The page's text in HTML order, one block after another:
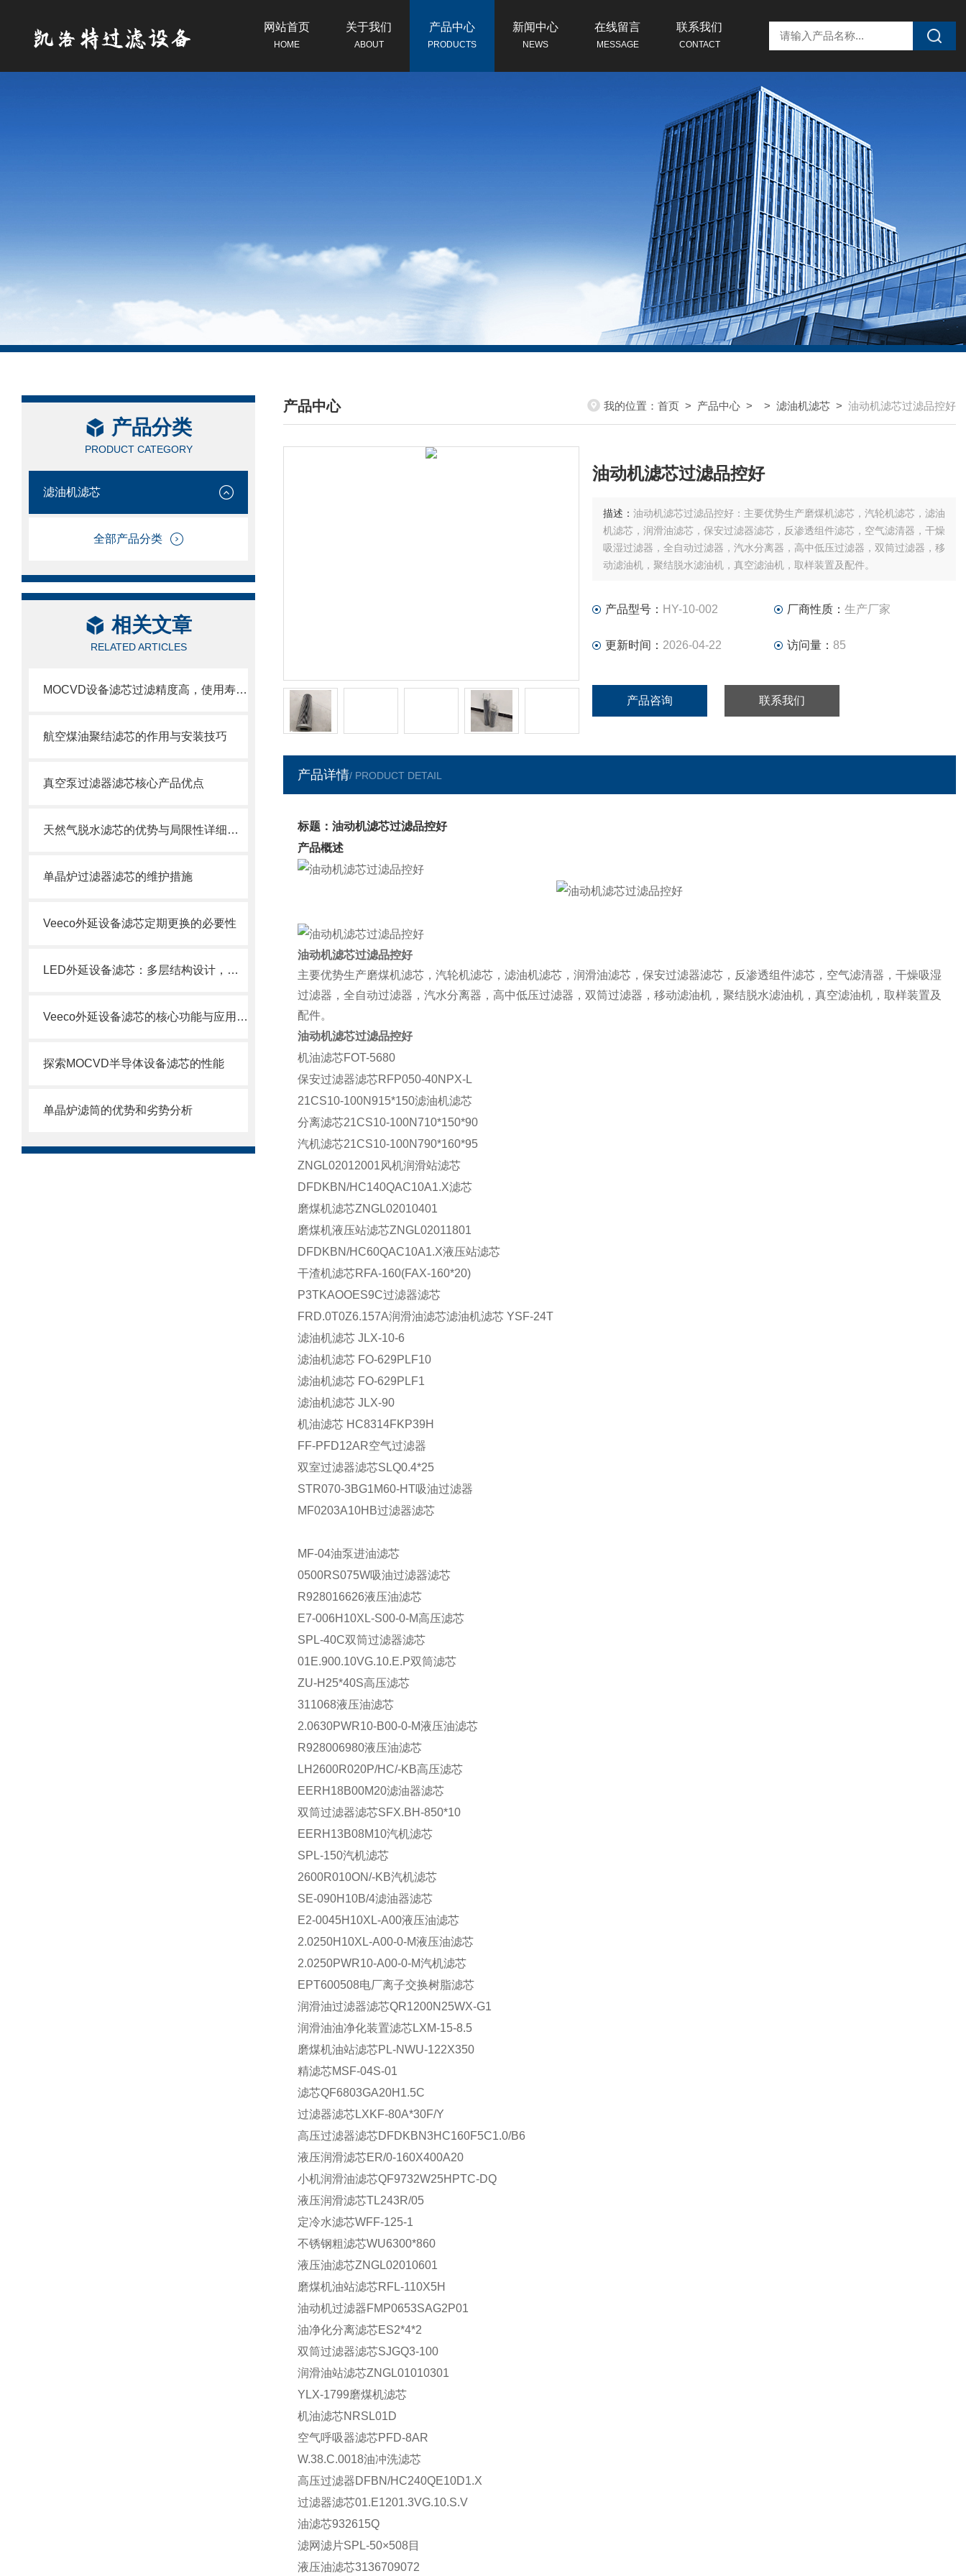
网站首页
HOME
关于我们
ABOUT
产品中心
PRODUCTS
新闻中心
NEWS
在线留言
MESSAGE
联系我们
CONTACT
产品分类
PRODUCT CATEGORY
滤油机滤芯
全部产品分类
相关文章
RELATED ARTICLES
MOCVD设备滤芯过滤精度高，使用寿命长
航空煤油聚结滤芯的作用与安装技巧
真空泵过滤器滤芯核心产品优点
天然气脱水滤芯的优势与局限性详细分析
单晶炉过滤器滤芯的维护措施
Veeco外延设备滤芯定期更换的必要性
LED外延设备滤芯：多层结构设计，层层过滤防护
Veeco外延设备滤芯的核心功能与应用场景
探索MOCVD半导体设备滤芯的性能
单晶炉滤筒的优势和劣势分析
产品中心
/ PRODUCTS CENTER
我的位置： 首页 > 产品中心 > > 滤油机滤芯 > 油动机滤芯过滤品控好
油动机滤芯过滤品控好
描述： 油动机滤芯过滤品控好：主要优势生产磨煤机滤芯，汽轮机滤芯，滤油
机滤芯，润滑油滤芯，保安过滤器滤芯，反渗透组件滤芯，空气滤清器，干燥
吸湿过滤器，全自动过滤器，汽水分离器，高中低压过滤器，双筒过滤器，移
动滤油机，聚结脱水滤油机，真空滤油机，取样装置及配件。
产品型号： HY-10-002 厂商性质： 生产厂家
更新时间： 2026-04-22 访问量： 85
产品咨询 联系我们
产品详情/ PRODUCT DETAIL
标题：油动机滤芯过滤品控好
产品概述
油动机滤芯过滤品控好
主要优势生产磨煤机滤芯，汽轮机滤芯，滤油机滤芯，润滑油滤芯，保安过滤器滤芯，反渗透组件滤芯，空气滤清器，干燥吸湿
过滤器，全自动过滤器，汽水分离器，高中低压过滤器，双筒过滤器，移动滤油机，聚结脱水滤油机，真空滤油机，取样装置及
配件。
油动机滤芯过滤品控好
机油滤芯FOT-5680
保安过滤器滤芯RFP050-40NPX-L
21CS10-100N915*150滤油机滤芯
分离滤芯21CS10-100N710*150*90
汽机滤芯21CS10-100N790*160*95
ZNGL02012001风机润滑站滤芯
DFDKBN/HC140QAC10A1.X滤芯
磨煤机滤芯ZNGL02010401
磨煤机液压站滤芯ZNGL02011801
DFDKBN/HC60QAC10A1.X液压站滤芯
干渣机滤芯RFA-160(FAX-160*20)
P3TKAOOES9C过滤器滤芯
FRD.0T0Z6.157A润滑油滤芯滤油机滤芯 YSF-24T
滤油机滤芯 JLX-10-6
滤油机滤芯 FO-629PLF10
滤油机滤芯 FO-629PLF1
滤油机滤芯 JLX-90
机油滤芯 HC8314FKP39H
FF-PFD12AR空气过滤器
双室过滤器滤芯SLQ0.4*25
STR070-3BG1M60-HT吸油过滤器
MF0203A10HB过滤器滤芯
MF-04油泵进油滤芯
0500RS075W吸油过滤器滤芯
R928016626液压油滤芯
E7-006H10XL-S00-0-M高压滤芯
SPL-40C双筒过滤器滤芯
01E.900.10VG.10.E.P双筒滤芯
ZU-H25*40S高压滤芯
311068液压油滤芯
2.0630PWR10-B00-0-M液压油滤芯
R928006980液压油滤芯
LH2600R020P/HC/-KB高压滤芯
EERH18B00M20滤油器滤芯
双筒过滤器滤芯SFX.BH-850*10
EERH13B08M10汽机滤芯
SPL-150汽机滤芯
2600R010ON/-KB汽机滤芯
SE-090H10B/4滤油器滤芯
E2-0045H10XL-A00液压油滤芯
2.0250H10XL-A00-0-M液压油滤芯
2.0250PWR10-A00-0-M汽机滤芯
EPT600508电厂离子交换树脂滤芯
润滑油过滤器滤芯QR1200N25WX-G1
润滑油油净化装置滤芯LXM-15-8.5
磨煤机油站滤芯PL-NWU-122X350
精滤芯MSF-04S-01
滤芯QF6803GA20H1.5C
过滤器滤芯LXKF-80A*30F/Y
高压过滤器滤芯DFDKBN3HC160F5C1.0/B6
液压润滑滤芯ER/0-160X400A20
小机润滑油滤芯QF9732W25HPTC-DQ
液压润滑滤芯TL243R/05
定冷水滤芯WFF-125-1
不锈钢粗滤芯WU6300*860
液压油滤芯ZNGL02010601
磨煤机油站滤芯RFL-110X5H
油动机过滤器FMP0653SAG2P01
油净化分离滤芯ES2*4*2
双筒过滤器滤芯SJGQ3-100
润滑油站滤芯ZNGL01010301
YLX-1799磨煤机滤芯
机油滤芯NRSL01D
空气呼吸器滤芯PFD-8AR
W.38.C.0018油冲洗滤芯
高压过滤器DFBN/HC240QE10D1.X
过滤器滤芯01.E1201.3VG.10.S.V
油滤芯932615Q
滤网滤片SPL-50×508目
液压油滤芯3136709072